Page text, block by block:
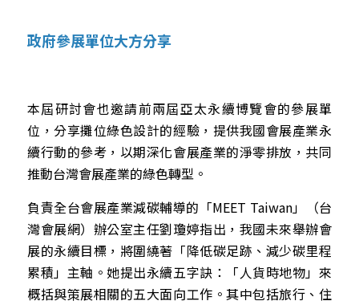
政府參展單位大方分享
本屆研討會也邀請前兩屆亞太永續博覽會的參展單
位，分享攤位綠色設計的經驗，提供我國會展產業永
續行動的參考，以期深化會展產業的淨零排放，共同
推動台灣會展產業的綠色轉型。
負責全台會展產業減碳輔導的「MEET Taiwan」（台
灣會展網）辦公室主任劉瓊婷指出，我國未來舉辦會
展的永續目標，將圍繞著「降低碳足跡、減少碳里程
累積」主軸。她提出永續五字訣：「人貨時地物」來
概括與策展相關的五大面向工作。其中包括旅行、住